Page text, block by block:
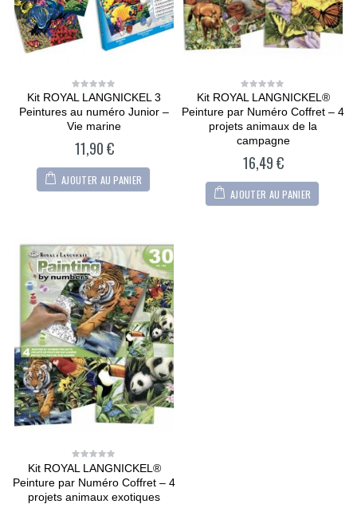
0
of
5
Kit ROYAL LANGNICKEL 3
Peintures au numéro Junior –
Vie marine
11,90€
AJOUTER AU PANIER
0
out
of
5
Kit ROYAL LANGNICKEL®
Peinture par Numéro Coffret – 4
projets animaux de la
campagne
16,49€
AJOUTER AU PANIER
0
of
5
Kit ROYAL LANGNICKEL®
Peinture par Numéro Coffret – 4
projets animaux exotiques